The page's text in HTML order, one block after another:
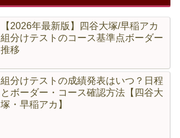
【2026年最新版】四谷大塚/早稲アカ
組分けテストのコース基準点ボーダー
推移
組分けテストの成績発表はいつ？日程
とボーダー・コース確認方法【四谷大
塚・早稲アカ】